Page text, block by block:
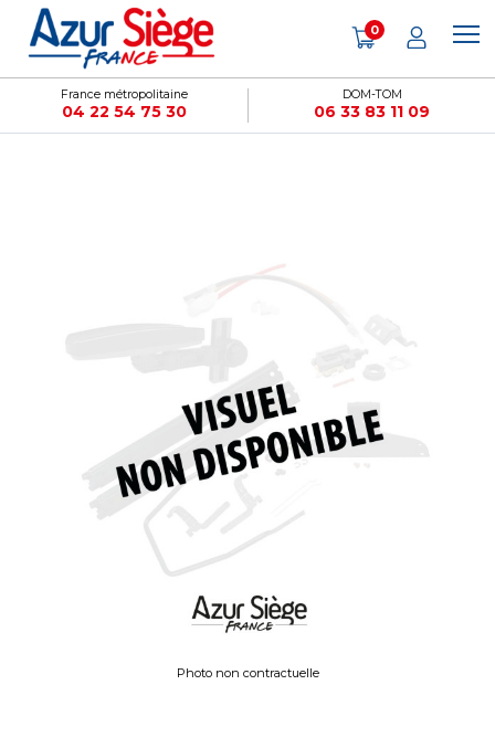
France métropolitaine
04 22 54 75 30
DOM-TOM
06 33 83 11 09
0
Photo non contractuelle
Panneau de gestion des cookies